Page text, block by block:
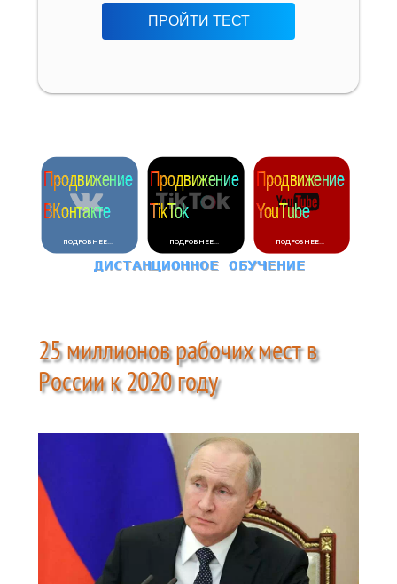
ПРОЙТИ ТЕСТ
25 миллионов рабочих мест в
России к 2020 году